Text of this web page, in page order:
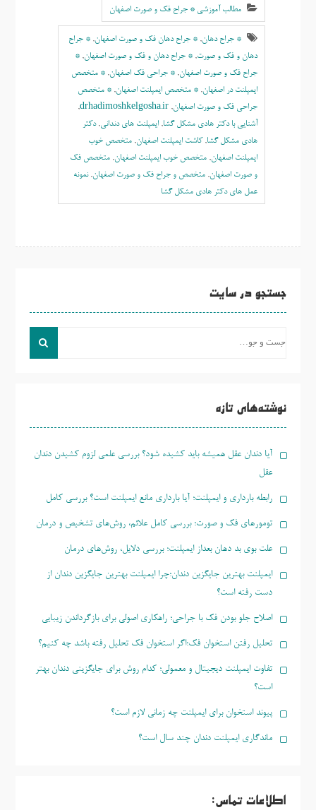
مطالب آموزشی * جراح فک و صورت اصفهان
* جراح دهان, * جراح دهان فک و صورت اصفهان, * جراح
دهان و فک و صورت, * جراح دهان و فک و صورت اصفهان,
*
جراح فک و صورت اصفهان, * جراحی فک اصفهان, * متخصص
ايمپلنت در اصفهان, * متخصص ایمپلنت اصفهان, * متخصص
جراحی فک و صورت اصفهان,
drhadimoshkelgosha.ir
,
آشنایی با دکتر هادی مشکل گشا, ایمپلنت های دندانی,دکتر
هادی مشکل گشا,کاشت ایمپلنت اصفهان, متخصص خوب
ايمپلنت اصفهان, متخصص خوب ایمپلنت اصفهان, متخصص فک
و صورت اصفهان, متخصص و جراح فک و صورت اصفهان,نمونه
عمل های دکتر هادی مشکل گشا
جستجو در سایت
نوشته‌های تازه
آیا دندان عقل همیشه باید کشیده شود؟ بررسی علمی لزوم کشیدن دندان
عقل
رابطه بارداری و ایمپلنت؛ آیا بارداری مانع ایمپلنت است؟ بررسی کامل
تومورهای فک و صورت؛ بررسی کامل علائم، روش‌های تشخیص و درمان
علت بوی بد دهان بعداز ایمپلنت؛ بررسی دلایل، روش‌های درمان
ایمپلنت بهترین جایگزین دندان؛چرا ایمپلنت بهترین جایگزین دندان از
دست رفته است؟
اصلاح جلو بودن فک با جراحی؛ راهکاری اصولی برای بازگرداندن زیبایی
تحلیل رفتن استخوان فک؛اگر استخوان فک تحلیل رفته باشد چه کنیم؟
تفاوت ایمپلنت دیجیتال و معمولی؛ کدام روش برای جایگزینی دندان بهتر
است؟
پیوند استخوان برای ایمپلنت چه زمانی لازم است؟
ماندگاری ایمپلنت دندان چند سال است؟
اطلاعات تماس: